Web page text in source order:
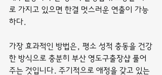
로 가지고 있으면 한결 멋스러운 연출이 가능
하다.
가장 효과적인 방법은, 평소 성적 충동을 건강
한 방식으로 충분히 부산 영도구출장샵 풀어
주는 것입니다. 주기적으로 애정을 갖고 있는